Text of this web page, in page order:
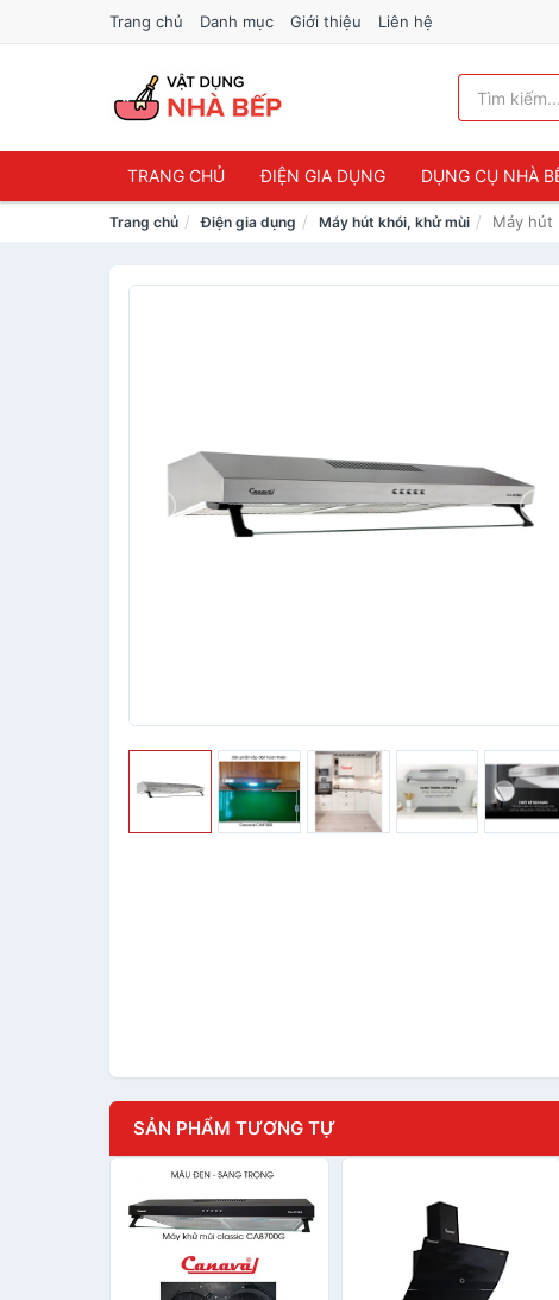
Trang chủ Danh mục Giới thiệu Liên hệ
TRANG CHỦ ĐIỆN GIA DỤNG DỤNG CỤ NHÀ
Trang chủ Điện gia dụng Máy hút khói, khử mùi Máy hút
SẢN PHẨM TƯƠNG TỰ